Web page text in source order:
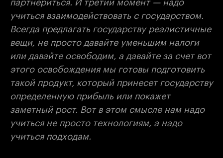
учиться взаимодействовать с государством.
Всегда предлагать государству реалистичные
вещи, не просто давайте уменьшим налоги
или давайте освободим, а давайте за счет вот
этого освобождения мы готовы подготовить
такой продукт, который принесет государству
определенную прибыль или покажет
заметный рост. Вот в этом смысле нам надо
учиться не просто технологиям, а надо
учиться подходам.